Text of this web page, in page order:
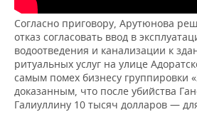
Согласно приговору, Арутюнова
отказ согласовать ввод в
водоотведения и канализации к
ритуальных услуг на улице
самым помех бизнесу группировки
доказанным, что после убийства
Галиуллину 10 тысяч долларов —